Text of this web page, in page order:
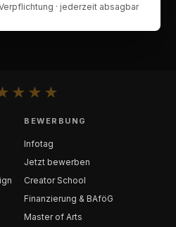
· jederzeit absagbar
★ ★ ★
BEWERBUNG
Infotag
Jetzt bewerben
Creator School
Finanzierung & BAföG
Master of Arts